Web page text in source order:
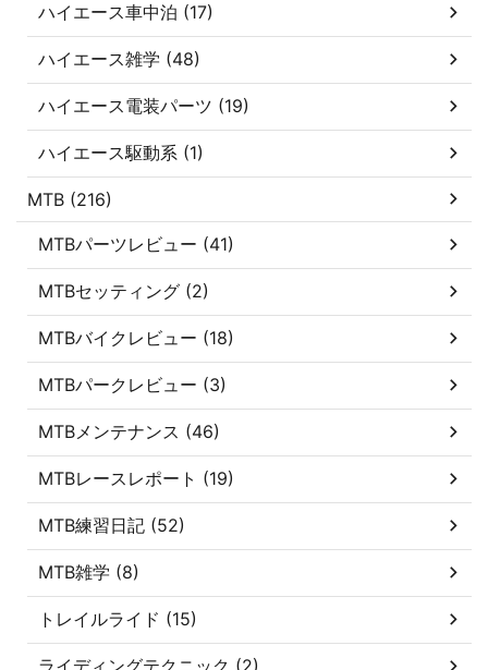
ハイエース車中泊 (17)
ハイエース雑学 (48)
ハイエース電装パーツ (19)
ハイエース駆動系 (1)
MTB (216)
MTBパーツレビュー (41)
MTBセッティング (2)
MTBバイクレビュー (18)
MTBパークレビュー (3)
MTBメンテナンス (46)
MTBレースレポート (19)
MTB練習日記 (52)
MTB雑学 (8)
トレイルライド (15)
ライディングテクニック (2)